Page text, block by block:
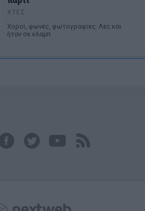
ΧΤΕΣ
Χοροί, φωνές, φωτογραφίες: Λες και
ήταν σε κλαμπ